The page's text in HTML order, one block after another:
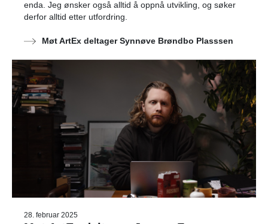
enda. Jeg ønsker også alltid å oppnå utvikling, og søker
derfor alltid etter utfordring.
Møt ArtEx deltager Synnøve Brøndbo Plasssen
28. februar 2025